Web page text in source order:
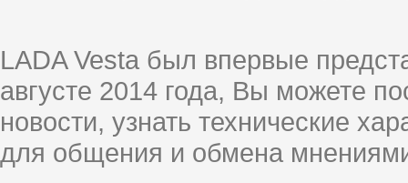
LADA Vesta был впервые
августе 2014 года, Вы можете
новости, узнать технические
для общения и обмена